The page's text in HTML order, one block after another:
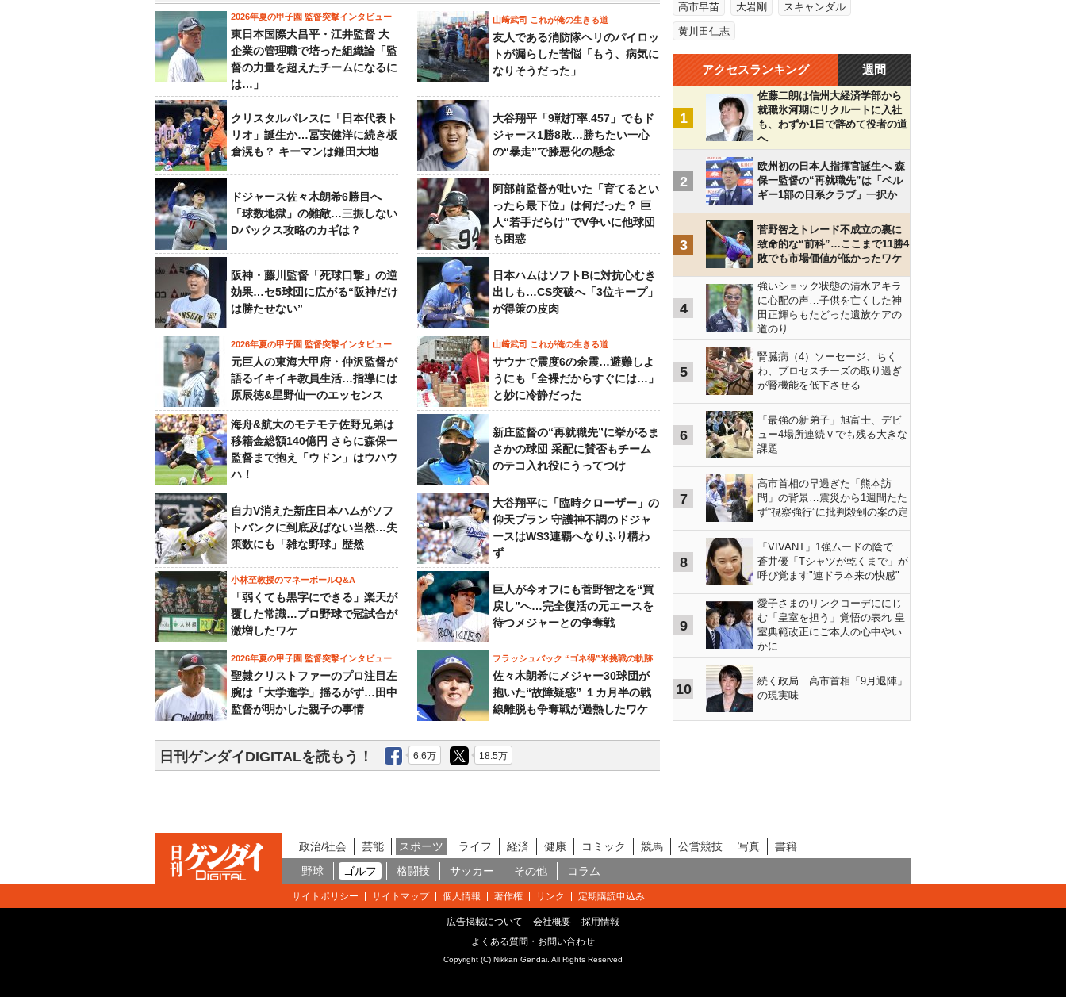
2026年夏の甲子園 監督突撃インタビュー
東日本国際大昌平・江井監督 大
企業の管理職で培った組織論「監
督の力量を超えたチームになるに
は…」
山﨑武司 これが俺の生きる道
友人である消防隊ヘリのパイロッ
トが漏らした苦悩「もう、病気に
なりそうだった」
クリスタルパレスに「日本代表ト
リオ」誕生か…冨安健洋に続き板
倉滉も？ キーマンは鎌田大地
大谷翔平「9戦打率.457」でもド
ジャース1勝8敗…勝ちたい一心
の“暴走”で膝悪化の懸念
ドジャース佐々木朗希6勝目へ
「球数地獄」の難敵…三振しない
Dバックス攻略のカギは？
阿部前監督が吐いた「育てるとい
ったら最下位」は何だった？ 巨
人“若手だらけ”でV争いに他球団
も困惑
阪神・藤川監督「死球口撃」の逆
効果…セ5球団に広がる“阪神だけ
は勝たせない”
日本ハムはソフトBに対抗心むき
出しも…CS突破へ「3位キープ」
が得策の皮肉
2026年夏の甲子園 監督突撃インタビュー
元巨人の東海大甲府・仲沢監督が
語るイキイキ教員生活…指導には
原辰徳&星野仙一のエッセンス
山﨑武司 これが俺の生きる道
サウナで震度6の余震…避難しよ
うにも「全裸だからすぐには…」
と妙に冷静だった
海舟&航大のモテモテ佐野兄弟は
移籍金総額140億円 さらに森保一
監督まで抱え「ウドン」はウハウ
ハ！
新庄監督の“再就職先”に挙がるま
さかの球団 采配に賛否もチーム
のテコ入れ役にうってつけ
自力V消えた新庄日本ハムがソフ
トバンクに到底及ばない当然…失
策数にも「雑な野球」歴然
大谷翔平に「臨時クローザー」の
仰天プラン 守護神不調のドジャ
ースはWS3連覇へなりふり構わ
ず
小林至教授のマネーボールQ&A
「弱くても黒字にできる」楽天が
覆した常識…プロ野球で冠試合が
激増したワケ
巨人が今オフにも菅野智之を“買
戻し”へ…完全復活の元エースを
待つメジャーとの争奪戦
2026年夏の甲子園 監督突撃インタビュー
聖隷クリストファーのプロ注目左
腕は「大学進学」揺るがず…田中
監督が明かした親子の事情
フラッシュバック “ゴネ得”米挑戦の軌跡
佐々木朗希にメジャー30球団が
抱いた“故障疑惑” １カ月半の戦
線離脱も争奪戦が過熱したワケ
日刊ゲンダイDIGITALを読もう！ 6.6万 18.5万
高市早苗 大岩剛 スキャンダル
黄川田仁志
アクセスランキング 週間
1
佐藤二朗は信州大経済学部から
就職氷河期にリクルートに入社
も、わずか1日で辞めて役者の道
へ
2
欧州初の日本人指揮官誕生へ 森
保一監督の“再就職先”は「ベル
ギー1部の日系クラブ」一択か
3
菅野智之トレード不成立の裏に
致命的な“前科”…ここまで11勝4
敗でも市場価値が低かったワケ
4
強いショック状態の清水アキラ
に心配の声…子供を亡くした神
田正輝らもたどった遺族ケアの
道のり
5
腎臓病（4）ソーセージ、ちく
わ、プロセスチーズの取り過ぎ
が腎機能を低下させる
6
「最強の新弟子」旭富士、デビ
ュー4場所連続Ｖでも残る大きな
課題
7
高市首相の早過ぎた「熊本訪
問」の背景…震災から1週間たた
ず“視察強行”に批判殺到の案の定
8
「VIVANT」1強ムードの陰で…
蒼井優「Tシャツが乾くまで」が
呼び覚ます"連ドラ本来の快感"
9
愛子さまのリンクコーデににじ
む「皇室を担う」覚悟の表れ 皇
室典範改正にご本人の心中やい
かに
10
続く政局…高市首相「9月退陣」
の現実味
政治/社会 芸能 スポーツ ライフ 経済 健康 コミック 競馬 公営競技 写真
書籍
野球
ゴルフ 格闘技 サッカー その他 コラム
サイトポリシー サイトマップ 個人情報 著作権 リンク 定期購読申込み
広告掲載について 会社概要
採用情報
よくある質問・お問い合わせ
Copyright (C) Nikkan Gendai. All Rights Reserved